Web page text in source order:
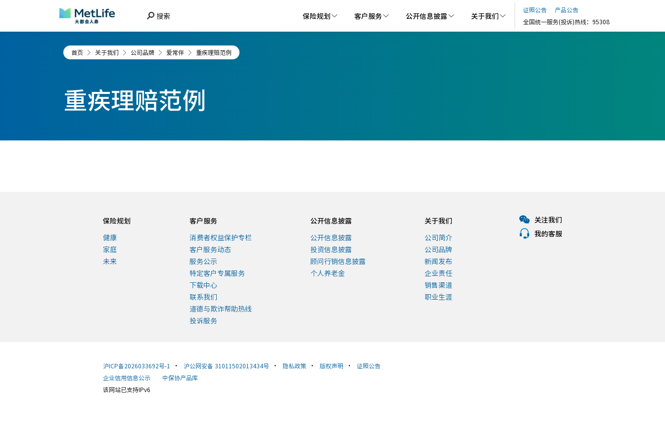
搜索 保险规划 客户服务 公开信息披露 关于我们
证照公告
产品公告
全国统一服务(投诉)热线：95308
首页 关于我们 公司品牌 爱常伴 重疾理赔范例
重疾理赔范例
保险规划
健康
家庭
未来
客户服务
消费者权益保护专栏
客户服务动态
服务公示
特定客户专属服务
下载中心
联系我们
道德与欺诈帮助热线
投诉服务
公开信息披露
公开信息披露
投资信息披露
顾问行销信息披露
个人养老金
关于我们
公司简介
公司品牌
新闻发布
企业责任
销售渠道
职业生涯
关注我们
我的客服
沪ICP备2026033692号-1 • 沪公网安备 31011502013434号 • 隐私政策 • 版权声明 • 证照公告
企业信用信息公示
中保协产品库
该网站已支持IPv6